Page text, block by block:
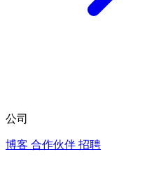
公司
博客 合作伙伴 招聘